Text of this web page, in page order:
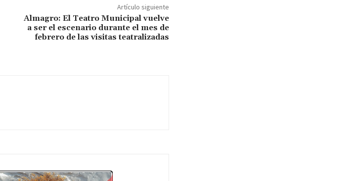
Artículo siguiente
Almagro: El Teatro Municipal vuelve
a ser el escenario durante el mes de
febrero de las visitas teatralizadas